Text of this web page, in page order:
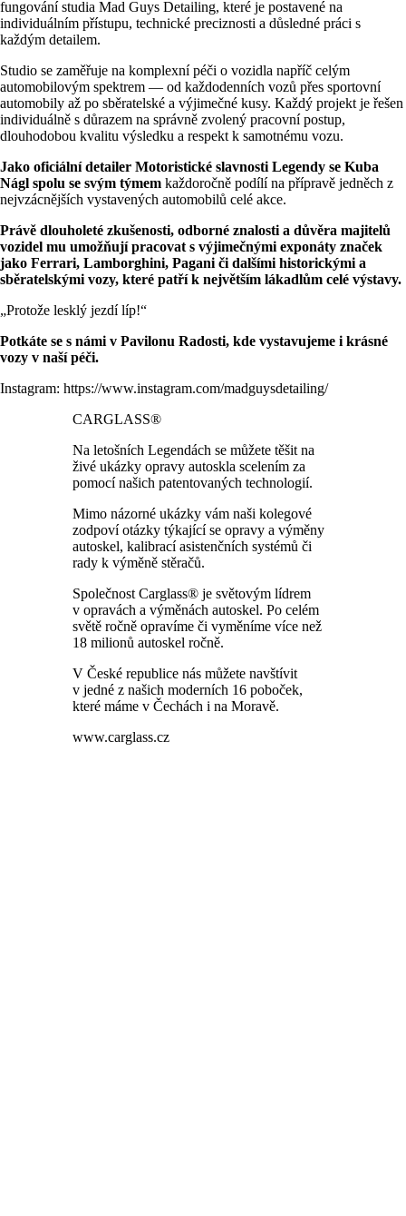
fungování studia Mad Guys Detailing, které je postavené na
individuálním přístupu, technické preciznosti a důsledné práci s
každým detailem.
Studio se zaměřuje na komplexní péči o vozidla napříč celým
automobilovým spektrem — od každodenních vozů přes sportovní
automobily až po sběratelské a výjimečné kusy. Každý projekt je řešen
individuálně s důrazem na správně zvolený pracovní postup,
dlouhodobou kvalitu výsledku a respekt k samotnému vozu.
Jako oficiální detailer Motoristické slavnosti Legendy se Kuba
Nágl spolu se svým týmem každoročně podílí na přípravě jedněch z
nejvzácnějších vystavených automobilů celé akce.
Právě dlouholeté zkušenosti, odborné znalosti a důvěra majitelů
vozidel mu umožňují pracovat s výjimečnými exponáty značek
jako Ferrari, Lamborghini, Pagani či dalšími historickými a
sběratelskými vozy, které patří k největším lákadlům celé výstavy.
„Protože lesklý jezdí líp!“
Potkáte se s námi v Pavilonu Radosti, kde vystavujeme i krásné
vozy v naší péči.
Instagram: https://www.instagram.com/madguysdetailing/
CARGLASS®
Na letošních Legendách se můžete těšit na
živé ukázky opravy autoskla scelením za
pomocí našich patentovaných technologií.
Mimo názorné ukázky vám naši kolegové
zodpoví otázky týkající se opravy a výměny
autoskel, kalibrací asistenčních systémů či
rady k výměně stěračů.
Společnost Carglass® je světovým lídrem
v opravách a výměnách autoskel. Po celém
světě ročně opravíme či vyměníme více než
18 milionů autoskel ročně.
V České republice nás můžete navštívit
v jedné z našich moderních 16 poboček,
které máme v Čechách i na Moravě.
www.carglass.cz